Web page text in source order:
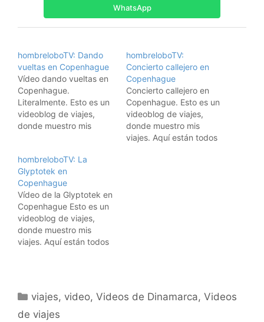
WhatsApp
hombreloboTV: Dando
vueltas en Copenhague
Vídeo dando vueltas en
Copenhague.
Literalmente. Esto es un
videoblog de viajes,
donde muestro mis
Suscribiros a los feeds
RSS: Suscríbete a los
vídeos de viajes de
hombrelobo Para iPods y
AppleTVs, usad iTunes: Y
para suscribiros al
videoblog con
Democracy…
hombreloboTV:
Concierto callejero en
Copenhague
Concierto callejero en
Copenhague. Esto es un
videoblog de viajes,
donde muestro mis
viajes. Aquí están todos
hombreloboTV: La
Glyptotek en
Copenhague
Vídeo de la Glyptotek en
Copenhague Esto es un
videoblog de viajes,
donde muestro mis
viajes. Aquí están todos
hombrelobo Para iPods y
AppleTVs, usad iTunes: Y
Categorías
viajes, video,Videos de Dinamarca,Videos
de viajes